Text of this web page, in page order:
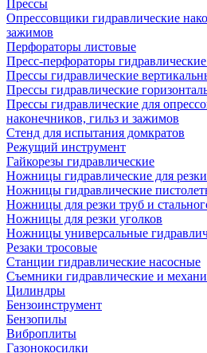
Прессы
Опрессовщики гидравлические
зажимов
Перфораторы листовые
Пресс-перфораторы
Прессы гидравлические
Прессы гидравлические
Прессы гидравлические для
наконечников, гильз и зажимов
Стенд для испытания домкратов
Режущий инструмент
Гайкорезы гидравлические
Ножницы гидравлические для резки
Ножницы гидравлические
Ножницы для резки труб и
Ножницы для резки уголков
Ножницы универсальные
Резаки тросовые
Станции гидравлические насосные
Съемники гидравлические и
Цилиндры
Бензоинструмент
Бензопилы
Виброплиты
Газонокосилки